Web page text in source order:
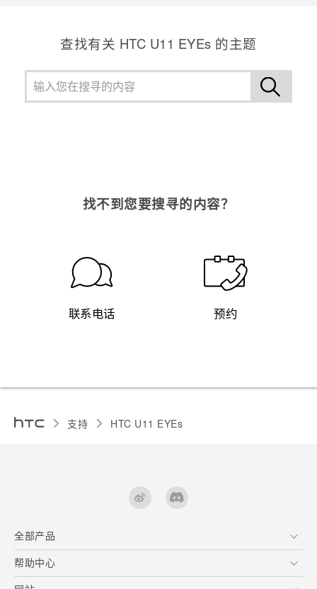
查找有关 HTC U11 EYEs 的主题
找不到您要搜寻的内容？
联系电话 预约
支持 HTC U11 EYEs‎
全部产品
区块链智能手机
VIVE
帮助中心